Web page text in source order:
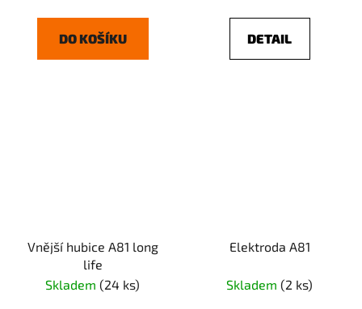
DO KOŠÍKU DETAIL
Vnější hubice A81 long
life
Skladem (24 ks)
Elektroda A81
Skladem (2 ks)